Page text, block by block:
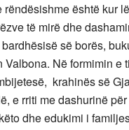
është kur
të mirë dhe
së borës,
Në formimin e
krahinës së
e rriti me dashurinë
dhe edukimi i